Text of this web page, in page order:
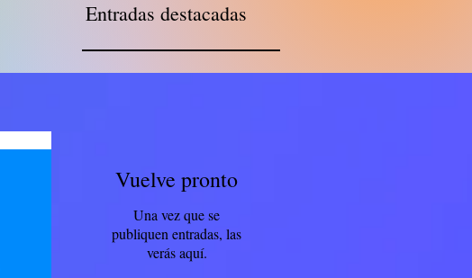
Entradas destacadas
Vuelve pronto
Una vez que se
publiquen entradas, las
verás aquí.